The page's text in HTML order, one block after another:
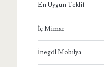
En Uygun Teklif
İç Mimar
İnegöl Mobilya